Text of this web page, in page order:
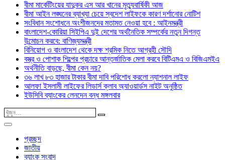
বীমা মার্কেটিংয়ের যাদুকর এস আর খানের মৃত্যুবার্ষিকী আজ
বীমা আইন লঙ্ঘনের ব্যাখ্যা চেয়ে স্বদেশ লাইফকে কারণ দর্শানোর নোটিশ
সংবিধান সংশোধনে অংশীজনদের মতামত নেওয়া হবে : আইনমন্ত্রী
বাংলাদেশ-কোরিয়া সিইপিএ দুই দেশের অর্থনৈতিক সম্পর্কের নতুন দিগন্ত
উন্মোচন করবে: বাণিজ্যমন্ত্রী
বিনিয়োগ ও বাংলাদেশ থেকে দক্ষ শ্রমিক নিতে আগ্রহী সৌদি
বস্ত্র ও পোশাক শিল্পের প্রচারে আন্তর্জাতিক মেলা করবে বিটিএমএ ও বিজিএমইএ
অর্থনীতি বাড়ছে, বীমা কেন নয়?
৩৬ লাখ ৮৩ হাজার টাকার বীমা দাবি পরিশোধ করলো ন্যাশনাল লাইফ
আলফা ইসলামী লাইফের লিডার্স ক্লাব অ্যাওয়ার্ডস নাইট অনুষ্ঠিত
ইউসিবি ব্যাংকের লেনদেন বন্ধ মঙ্গলবার
প্রচ্ছদ
জাতীয়
ব্যাংক সংবাদ